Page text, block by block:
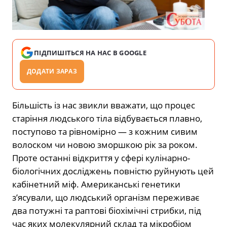
ПІДПИШІТЬСЯ НА НАС В GOOGLE
ДОДАТИ ЗАРАЗ
Більшість із нас звикли вважати, що процес
старіння людського тіла відбувається плавно,
поступово та рівномірно — з кожним сивим
волоском чи новою зморшкою рік за роком.
Проте останні відкриття у сфері кулінарно-
біологічних досліджень повністю руйнують цей
кабінетний міф. Американські генетики
з’ясували, що людський організм переживає
два потужні та раптові біохімічні стрибки, під
час яких молекулярний склад та мікробіом